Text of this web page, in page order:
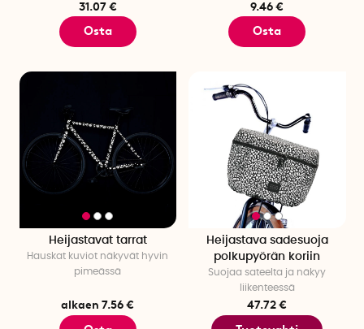
31.07 €
Osta
9.46 €
Osta
Heijastavat tarrat
Hauskat kuviot näkyvät hyvin
pimeässä
alkaen 7.56 €
Heijastava sadesuoja
polkupyörän koriin
Suojaa sateelta ja näkyy
liikenteessä
47.72 €